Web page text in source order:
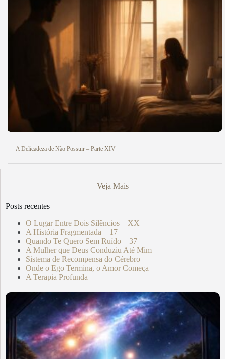
A Delicadeza de Não Possuir – Parte XIV
Veja Mais
Posts recentes
O Lugar Entre Dois Silêncios – XX
A História Fragmentada – 17
Quando Te Quero Sem Ruído – 37
A Mulher que Deus Conduziu Até Mim
Sistema de Recompensa do Cérebro
Onde o Ego Termina, o Amor Começa
A Terapia Profunda